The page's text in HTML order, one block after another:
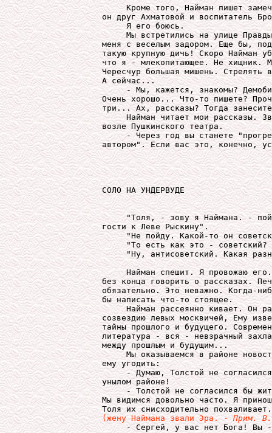
Кроме того, Найман пишет
он друг Ахматовой и воспитатель
     Я его боюсь.
Мы встретились на улице
меня с веселым задором. Еще бы,
такую крупную дичь! Скоро Найман
что я - млекопитающее. Не хищник.
Чересчур большая мишень. Стрелять
А сейчас...
- Мы, кажется, знакомы?
Очень хорошо... Что-то пишете?
три... Ах, рассказы? Тогда
Найман читает мои рассказы.
возле Пушкинского театра.
- Через год вы станете
СОЛО НА УНДЕРВУДЕ
"Толя, - зову я Наймана. -
гости к Леве Рыскину".
"Не пойду. Какой-то он
"То есть как это - советский?
"Ну, антисоветский. Какая
Найман спешит. Я провожаю
без конца говорить о рассказах.
обязательно. Это неважно. Когда-
бы написать что-то стоящее.
Найман рассеянно кивает. Он
созвездию левых москвичей, Ему
тайны прошлого и будущего.
литература - вся - невзрачный
между прошлым и будущим...
Мы оказываемся в районе
ему угодить:
- Думаю, Толстой не
унылом районе!
- Толстой не согласился бы
Мы видимся довольно часто. Я
(жену Наймана звали Эра. - Прим.